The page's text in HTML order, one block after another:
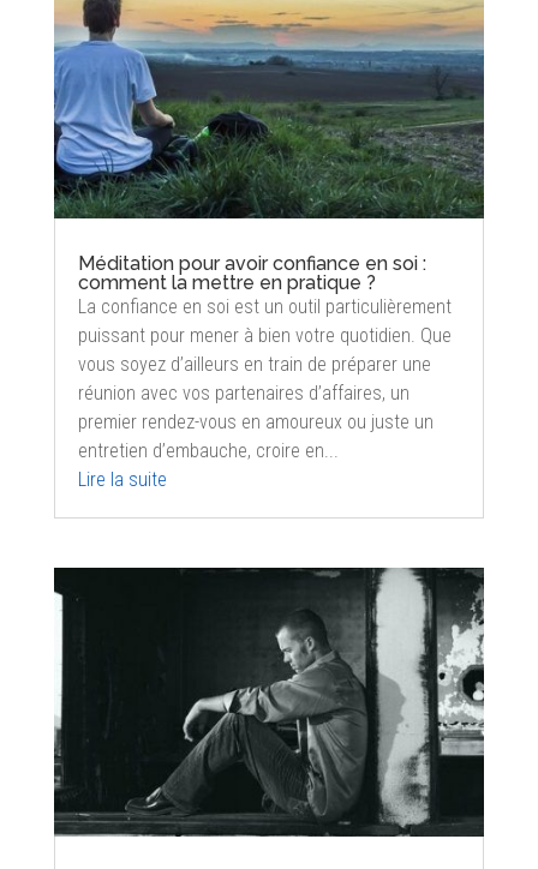
Méditation pour avoir confiance en soi :
comment la mettre en pratique ?
La confiance en soi est un outil particulièrement
puissant pour mener à bien votre quotidien. Que
vous soyez d’ailleurs en train de préparer une
réunion avec vos partenaires d’affaires, un
premier rendez-vous en amoureux ou juste un
entretien d’embauche, croire en...
Lire la suite